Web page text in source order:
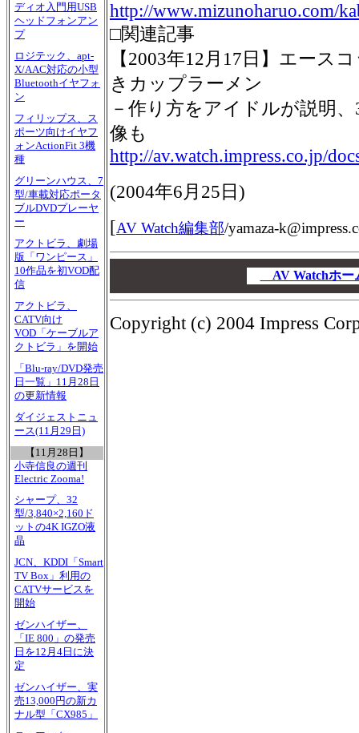
ディオ入門用USB
ヘッドフォンアン
プ
ロジテック、apt-
X/AAC対応の小型
Bluetoothイヤフォ
ン
フィリップス、ス
ポーツ向けイヤフ
ォンActionFit 3機
種
グリーンハウス、7
型/車載対応ポータ
ブルDVDプレーヤ
ー
アクトビラ、劇場
版「ワンピース」
10作品を初VOD配
信
アクトビラ、
CATV向け
VOD「ケーブルア
クトビラ」を開始
「Blu-ray/DVD発売
日一覧」11月28日
の更新情報
ダイジェストニュ
ース(11月29日)
【11月28日】
小寺信良の週刊
Electric Zooma!
シャープ、32
型/3,840×2,160ド
ットの4K IGZO液
晶
JCN、KDDI「Smart
TV Box」利用の
CATVサービスを
開始
ゼンハイザー、
「IE 800」の発売
日を12月4日に決
定
ゼンハイザー、実
売13,000円の新カ
ナル型「CX985」
http://www.mizunoharuo.com/
□関連記事
【2003年12月17日】エース
きカップラーメン
－作り方をアイドルが説明
像も
http://av.watch.impress.co.jp/
(2004年6月25日 )
[AV Watch編集部/yamaza-
AV Watchホ
Copyright (c) 2004 Impress